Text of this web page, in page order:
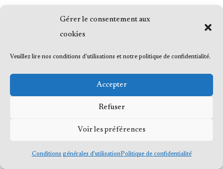
Gérer le consentement aux
cookies
Veuillez lire nos conditions d'utilisations et notre politique de confidentialité.
Accepter
Refuser
Voir les préférences
Conditions générales d’utilisationPolitique de confidentialité
réservés